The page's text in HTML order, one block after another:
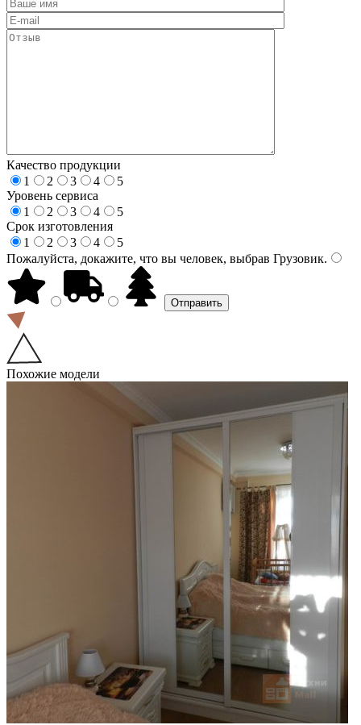
Качество продукции
1
2 3 4
5
Уровень сервиса
1
2 3 4
5
Срок изготовления
1
2 3 4
5
Пожалуйста, докажите, что вы человек, выбрав Грузовик.
Похожие модели